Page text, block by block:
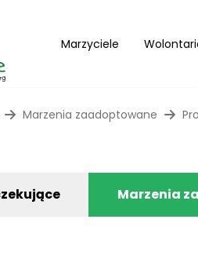
Marzyciele
Marzenia zaadoptowane
Marzenia